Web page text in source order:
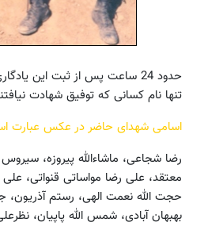
تنها نام کسانی که توفیق شهادت
اسامی شهدای حاضر در عکس عبارت
رضا شجاعی، ماشاءالله پیروزه،
معتقد، علی رضا مواساتی قنواتی،
حجت الله نعمت الهی، رستم آذریون،
بهبهان آبادی، شمس الله پاپیان،